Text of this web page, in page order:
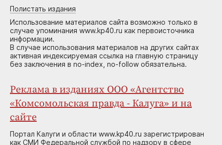
Полистать издания
Использование материалов сайта возможно только в
случае упоминания www.kp40.ru как первоисточника
информации.
В случае использования материалов на других сайтах
активная индексируемая ссылка на главную страницу
без заключения в no-index, no-follow обязательна.
Реклама в изданиях ООО «Агентство
«Комсомольская правда - Калуга» и на
сайте
Портал Калуги и области www.kp40.ru зарегистрирован
как СМИ Федеральной службой по надзору в сфере